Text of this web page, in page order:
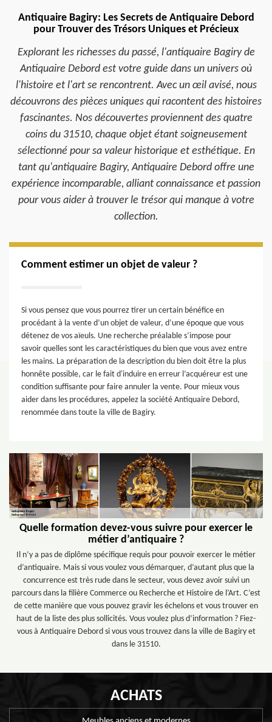
Antiquaire Bagiry: Les Secrets de Antiquaire Debord
pour Trouver des Trésors Uniques et Précieux
Explorant les richesses du passé, l'antiquaire Bagiry de
Antiquaire Debord est votre guide dans un univers où
l'histoire et l'art se rencontrent. Avec un œil avisé, nous
découvrons des pièces uniques qui racontent des histoires
fascinantes. Nos découvertes proviennent des quatre
coins du 31510, chaque objet étant soigneusement
sélectionné pour sa valeur historique et esthétique. En
tant qu'antiquaire Bagiry, Antiquaire Debord offre une
expérience incomparable, alliant connaissance et passion
pour vous aider à trouver le trésor qui manque à votre
collection.
Comment estimer un objet de valeur ?
Si vous pensez que vous pourrez tirer un certain bénéfice en
procédant à la vente d’un objet de valeur, d’une époque que vous
détenez de vos aïeuls. Une recherche préalable s’impose pour
savoir quelles sont les caractéristiques du bien que vous avez entre
les mains. La préparation de la description du bien doit être la plus
honnête possible, car le fait d'induire en erreur l’acquéreur est une
condition suffisante pour faire annuler la vente. Pour mieux vous
aider dans les procédures, appelez la société Antiquaire Debord,
renommée dans toute la ville de Bagiry.
Quelle formation devez-vous suivre pour exercer le
métier d’antiquaire ?
Il n’y a pas de diplôme spécifique requis pour pouvoir exercer le métier
d’antiquaire. Mais si vous voulez vous démarquer, d’autant plus que la
concurrence est très rude dans le secteur, vous devez avoir suivi un
parcours dans la filière Commerce ou Recherche et Histoire de l’Art. C’est
de cette manière que vous pouvez gravir les échelons et vous trouver en
haut de la liste des plus sollicités. Vous voulez plus d’information ? Fiez-
vous à Antiquaire Debord si vous vous trouvez dans la ville de Bagiry et
dans le 31510.
ACHATS